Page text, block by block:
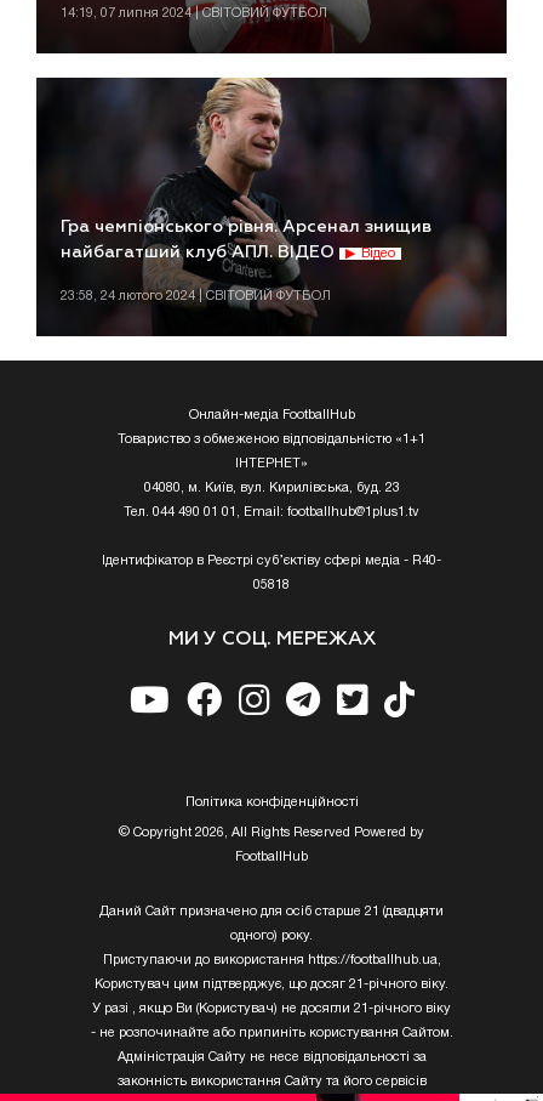
14:19, 07 липня 2024 | СВІТОВИЙ ФУТБОЛ
Гра чемпіонського рівня. Арсенал знищив
найбагатший клуб АПЛ. ВІДЕО
Відео
23:58, 24 лютого 2024 | СВІТОВИЙ ФУТБОЛ
Онлайн-медіа FootballHub
Товариство з обмеженою відповідальністю «1+1
ІНТЕРНЕТ»
04080, м. Київ, вул. Кирилівська, буд. 23
Тел. 044 490 01 01, Email: footballhub@1plus1.tv
Ідентифікатор в Реєстрі суб’єктіву сфері медіа - R40-
05818
МИ У СОЦ. МЕРЕЖАХ
Полiтика конфiденцiйностi
© Copyright 2026, All Rights Reserved Powered by
FootballHub
Даний Сайт призначено для осіб старше 21 (двадцяти
одного) року.
Приступаючи до використання https://footballhub.ua,
Користувач цим підтверджує, що досяг 21-річного віку.
У разі , якщо Ви (Користувач) не досягли 21-річного віку
- не розпочинайте або припиніть користування Сайтом.
Адміністрація Сайту не несе відповідальності за
законність використання Сайту та його сервісів